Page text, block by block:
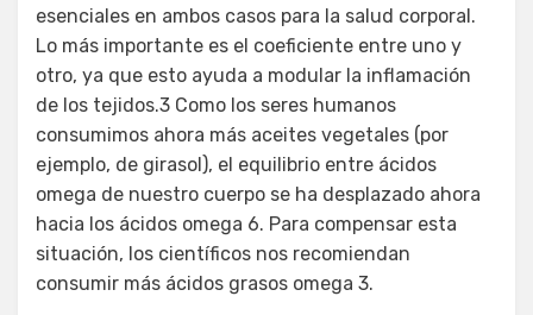
esenciales en ambos casos para la salud corporal.
Lo más importante es el coeficiente entre uno y
otro, ya que esto ayuda a modular la inflamación
de los tejidos.3 Como los seres humanos
consumimos ahora más aceites vegetales (por
ejemplo, de girasol), el equilibrio entre ácidos
omega de nuestro cuerpo se ha desplazado ahora
hacia los ácidos omega 6. Para compensar esta
situación, los científicos nos recomiendan
consumir más ácidos grasos omega 3.